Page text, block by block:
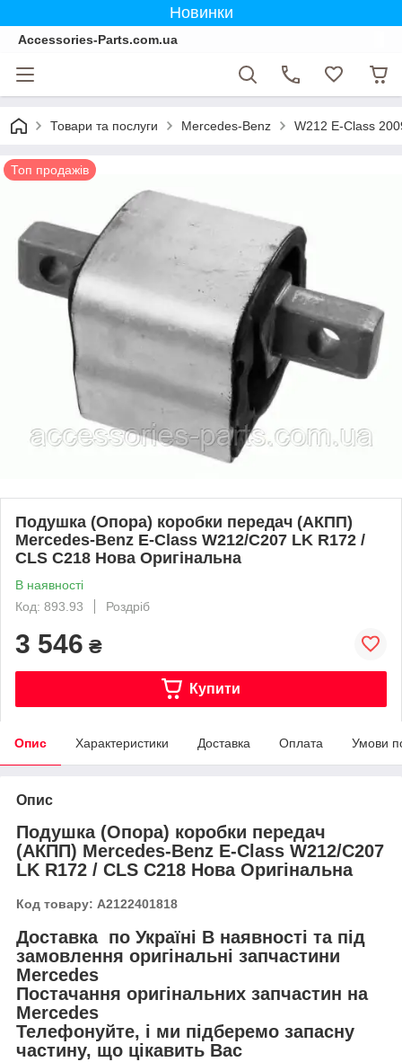
Новинки
Accessories-Parts.com.ua
Товари та послуги Mercedes-Benz W212 E-Class
Топ продажів
Подушка (Опора) коробки передач (АКПП)
Mercedes-Benz E-Class W212/C207 LK R172 /
CLS C218 Нова Оригінальна
В наявності
Код: 893.93
Роздріб
3 546 ₴
Купити
Опис Характеристики Доставка Оплата Умови
Опис
Подушка (Опора) коробки передач
(АКПП) Mercedes-Benz E-Class W212/C207
LK R172 / CLS C218 Нова Оригінальна
Код товару: A2122401818
Доставка по Україні В наявності та під
замовлення оригінальні запчастини
Mercedes
Постачання оригінальних запчастин на
Mercedes
Телефонуйте, і ми підберемо запасну
частину, що цікавить Вас